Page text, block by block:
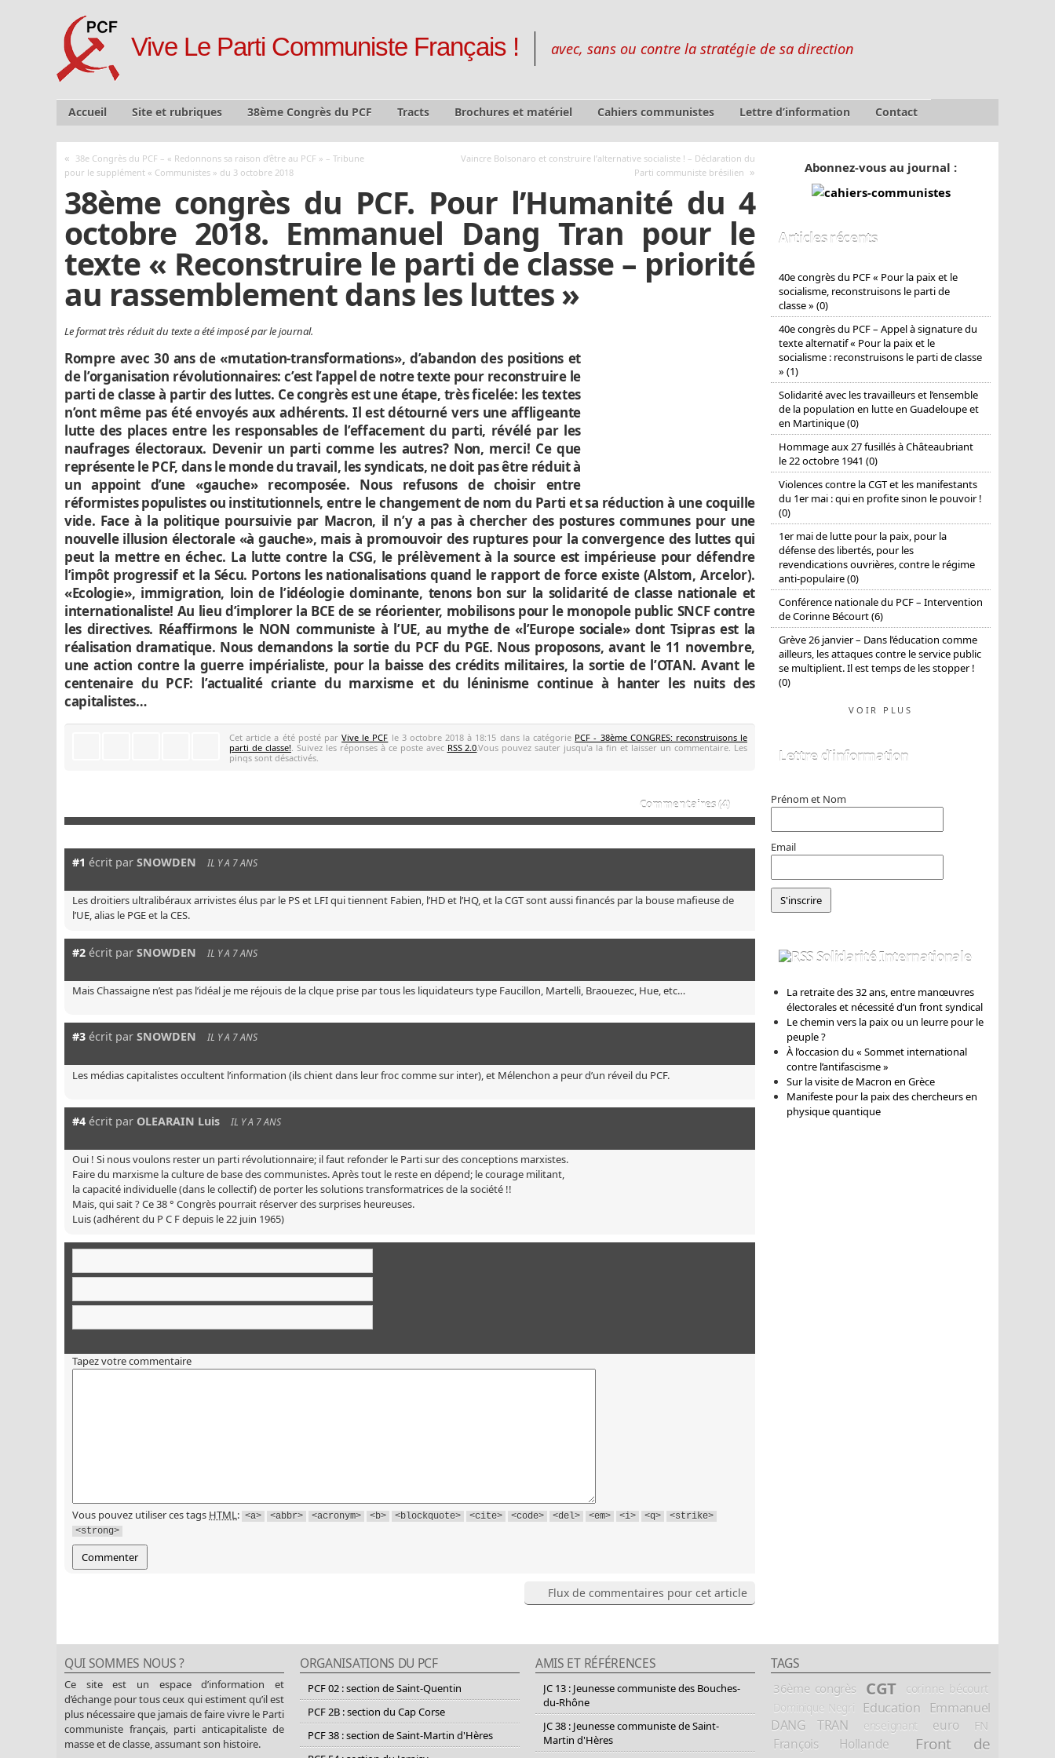
Vive Le Parti Communiste Français ! avec, sans ou contre la stratégie de sa direction
Accueil Site et rubriques 38ème Congrès du PCF Tracts Brochures et matériel Cahiers communistes Lettre d’information Contact
« 38e Congrès du PCF – « Redonnons sa raison d’être au PCF » – Tribune
pour le supplément « Communistes » du 3 octobre 2018
Vaincre Bolsonaro et construire l’alternative socialiste ! – Déclaration du
Parti communiste brésilien »
38ème congrès du PCF. Pour l’Humanité du 4
octobre 2018. Emmanuel Dang Tran pour le
texte « Reconstruire le parti de classe – priorité
au rassemblement dans les luttes »
Le format très réduit du texte a été imposé par le journal.
Rompre avec 30 ans de «mutation-transformations», d’abandon des positions et
de l’organisation révolutionnaires: c’est l’appel de notre texte pour reconstruire le
parti de classe à partir des luttes. Ce congrès est une étape, très ficelée: les textes
n’ont même pas été envoyés aux adhérents. Il est détourné vers une affligeante
lutte des places entre les responsables de l’effacement du parti, révélé par les
naufrages électoraux. Devenir un parti comme les autres? Non, merci! Ce que
représente le PCF, dans le monde du travail, les syndicats, ne doit pas être réduit à
un appoint d’une «gauche» recomposée. Nous refusons de choisir entre
réformistes populistes ou institutionnels, entre le changement de nom du Parti et sa réduction à une coquille
vide. Face à la politique poursuivie par Macron, il n’y a pas à chercher des postures communes pour une
nouvelle illusion électorale «à gauche», mais à promouvoir des ruptures pour la convergence des luttes qui
peut la mettre en échec. La lutte contre la CSG, le prélèvement à la source est impérieuse pour défendre
l’impôt progressif et la Sécu. Portons les nationalisations quand le rapport de force existe (Alstom, Arcelor).
«Ecologie», immigration, loin de l’idéologie dominante, tenons bon sur la solidarité de classe nationale et
internationaliste! Au lieu d’implorer la BCE de se réorienter, mobilisons pour le monopole public SNCF contre
les directives. Réaffirmons le NON communiste à l’UE, au mythe de «l’Europe sociale» dont Tsipras est la
réalisation dramatique. Nous demandons la sortie du PCF du PGE. Nous proposons, avant le 11 novembre,
une action contre la guerre impérialiste, pour la baisse des crédits militaires, la sortie de l’OTAN. Avant le
centenaire du PCF: l’actualité criante du marxisme et du léninisme continue à hanter les nuits des
capitalistes…
Cet article a été posté parVive le PCF le 3 octobre 2018 à 18:15 dans la catégorie PCF - 38ème CONGRES: reconstruisons le
parti de classe!. Suivez les réponses à ce poste avec RSS 2.0.Vous pouvez sauter jusqu'a la fin et laisser un commentaire. Les
pings sont désactivés.
Commentaires (4)
#1 écrit par SNOWDEN IL Y A 7 ANS
Les droitiers ultralibéraux arrivistes élus par le PS et LFI qui tiennent Fabien, l’HD et l’HQ, et la CGT sont aussi financés par la bouse mafieuse de
l’UE, alias le PGE et la CES.
#2 écrit par SNOWDEN IL Y A 7 ANS
Mais Chassaigne n’est pas l’idéal je me réjouis de la clque prise par tous les liquidateurs type Faucillon, Martelli, Braouezec, Hue, etc…
#3 écrit par SNOWDEN IL Y A 7 ANS
Les médias capitalistes occultent l’information (ils chient dans leur froc comme sur inter), et Mélenchon a peur d’un réveil du PCF.
#4 écrit par OLEARAIN Luis IL Y A 7 ANS
Oui ! Si nous voulons rester un parti révolutionnaire; il faut refonder le Parti sur des conceptions marxistes.
Faire du marxisme la culture de base des communistes. Après tout le reste en dépend; le courage militant,
la capacité individuelle (dans le collectif) de porter les solutions transformatrices de la société !!
Mais, qui sait ? Ce 38 ° Congrès pourrait réserver des surprises heureuses.
Luis (adhérent du P C F depuis le 22 juin 1965)
Tapez votre commentaire
Vous pouvez utiliser ces tags HTML: <a> <abbr> <acronym> <b> <blockquote> <cite> <code> <del> <em> <i> <q>
<strike>
<strong>
Flux de commentaires pour cet article
Abonnez-vous au journal :
Articles récents
40e congrès du PCF « Pour la paix et le
socialisme, reconstruisons le parti de
classe » (0)
40e congrès du PCF – Appel à signature du
texte alternatif « Pour la paix et le
socialisme : reconstruisons le parti de classe
» (1)
Solidarité avec les travailleurs et l’ensemble
de la population en lutte en Guadeloupe et
en Martinique (0)
Hommage aux 27 fusillés à Châteaubriant
le 22 octobre 1941 (0)
Violences contre la CGT et les manifestants
du 1er mai : qui en profite sinon le pouvoir !
(0)
1er mai de lutte pour la paix, pour la
défense des libertés, pour les
revendications ouvrières, contre le régime
anti-populaire (0)
Conférence nationale du PCF – Intervention
de Corinne Bécourt (6)
Grève 26 janvier – Dans l’éducation comme
ailleurs, les attaques contre le service public
se multiplient. Il est temps de les stopper !
(0)
VOIR PLUS
Lettre d’information
Prénom et Nom
Email
Solidarité Internationale
La retraite des 32 ans, entre manœuvres
électorales et nécessité d’un front syndical
Le chemin vers la paix ou un leurre pour le
peuple ?
À l’occasion du « Sommet international
contre l’antifascisme »
Sur la visite de Macron en Grèce
Manifeste pour la paix des chercheurs en
physique quantique
QUI SOMMES NOUS ?
Ce site est un espace d’information et
d’échange pour tous ceux qui estiment qu’il est
plus nécessaire que jamais de faire vivre le Parti
communiste français, parti anticapitaliste de
masse et de classe, assumant son histoire.
ORGANISATIONS DU PCF
PCF 02 : section de Saint-Quentin
PCF 2B : section du Cap Corse
PCF 38 : section de Saint-Martin d'Hères
AMIS ET RÉFÉRENCES
JC 13 : Jeunesse communiste des Bouches-
du-Rhône
JC 38 : Jeunesse communiste de Saint-
Martin d'Hères
TAGS
36ème congrès CGT corinne bécourt
Dominique Negri Education
Emmanuel
DANG TRAN
enseignant euro FN
François Hollande
Front de